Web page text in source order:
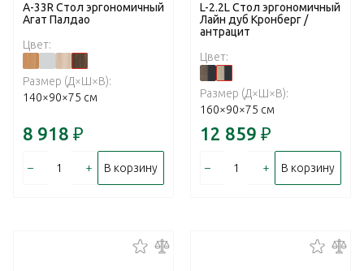
А-33R Стол эргономичный
Агат Палдао
Цвет:
Размер (Д×Ш×В):
140×90×75 см
8 918 ₽
– + В корзину
L-2.2L Стол эргономичный
Лайн дуб Кронберг /
антрацит
Цвет:
Размер (Д×Ш×В):
160×90×75 см
12 859 ₽
– + В корзину